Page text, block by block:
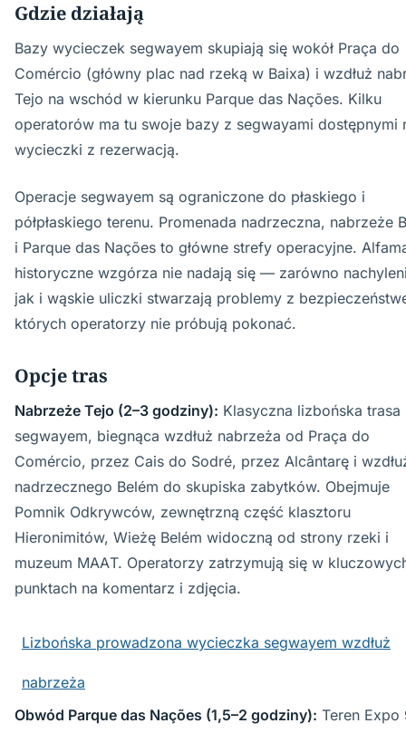
Gdzie działają
Bazy wycieczek segwayem skupiają się wokół Praça do
Comércio (główny plac nad rzeką w Baixa) i wzdłuż
Tejo na wschód w kierunku Parque das Nações. Kilku
operatorów ma tu swoje bazy z segwayami dostępnymi
wycieczki z rezerwacją.
Operacje segwayem są ograniczone do płaskiego i
półpłaskiego terenu. Promenada nadrzeczna, nabrzeże
i Parque das Nações to główne strefy operacyjne.
historyczne wzgórza nie nadają się — zarówno
jak i wąskie uliczki stwarzają problemy z
których operatorzy nie próbują pokonać.
Opcje tras
Nabrzeże Tejo (2–3 godziny): Klasyczna lizbońska trasa
segwayem, biegnąca wzdłuż nabrzeża od Praça do
Comércio, przez Cais do Sodré, przez Alcântarę i
nadrzecznego Belém do skupiska zabytków. Obejmuje
Pomnik Odkrywców, zewnętrzną część klasztoru
Hieronimitów, Wieżę Belém widoczną od strony rzeki i
muzeum MAAT. Operatorzy zatrzymują się w
punktach na komentarz i zdjęcia.
Lizbońska prowadzona wycieczka segwayem wzdłuż
nabrzeża
Obwód Parque das Nações (1,5–2 godziny): Teren Expo